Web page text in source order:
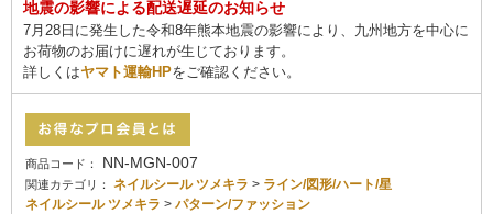
地震の影響による配送遅延のお知らせ
7月28日に発生した令和8年熊本地震の影響により、九州地方を中心に
お荷物のお届けに遅れが生じております。
詳しくはヤマト運輸HPをご確認ください。
商品コード： NN-MGN-007
関連カテゴリ： ネイルシール ツメキラ > ライン/図形/ハート/星
ネイルシール ツメキラ > パターン/ファッション